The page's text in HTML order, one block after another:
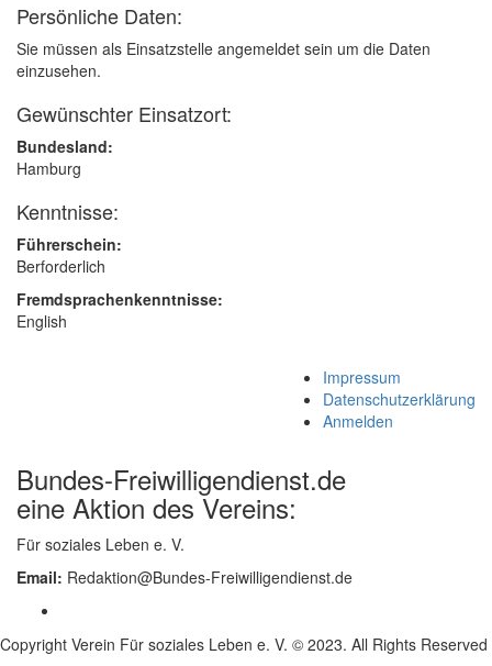
Persönliche Daten:
Sie müssen als Einsatzstelle angemeldet sein um die Daten
einzusehen.
Gewünschter Einsatzort:
Bundesland:
Hamburg
Kenntnisse:
Führerschein:
Berforderlich
Fremdsprachenkenntnisse:
English
Impressum
Datenschutzerklärung
Anmelden
Bundes-Freiwilligendienst.de
eine Aktion des Vereins:
Für soziales Leben e. V.
Email: Redaktion@Bundes-Freiwilligendienst.de
Copyright Verein Für soziales Leben e. V. © 2023. All Rights Reserved